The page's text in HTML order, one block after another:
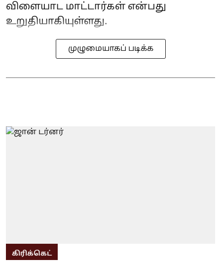
விளையாட மாட்டார்கள் என்பது
உறுதியாகியுள்ளது.
முழுமையாகப் படிக்க
கிரிக்கெட்